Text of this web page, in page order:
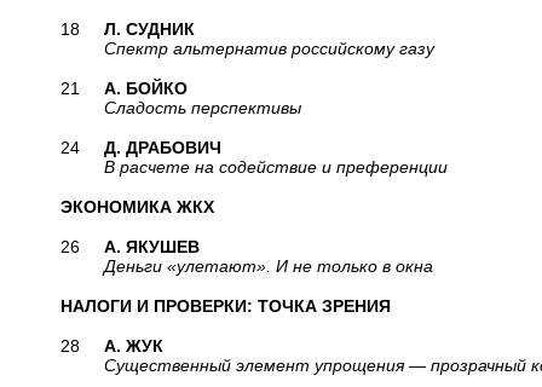
18 Л. СУДНИК
Спектр альтернатив российскому газу
21 А. БОЙКО
Сладость перспективы
24 Д. ДРАБОВИЧ
В расчете на содействие и преференции
ЭКОНОМИКА ЖКХ
26 А. ЯКУШЕВ
Деньги «улетают». И не только в окна
НАЛОГИ И ПРОВЕРКИ: ТОЧКА ЗРЕНИЯ
28 А. ЖУК
Существенный элемент упрощения — прозрачный